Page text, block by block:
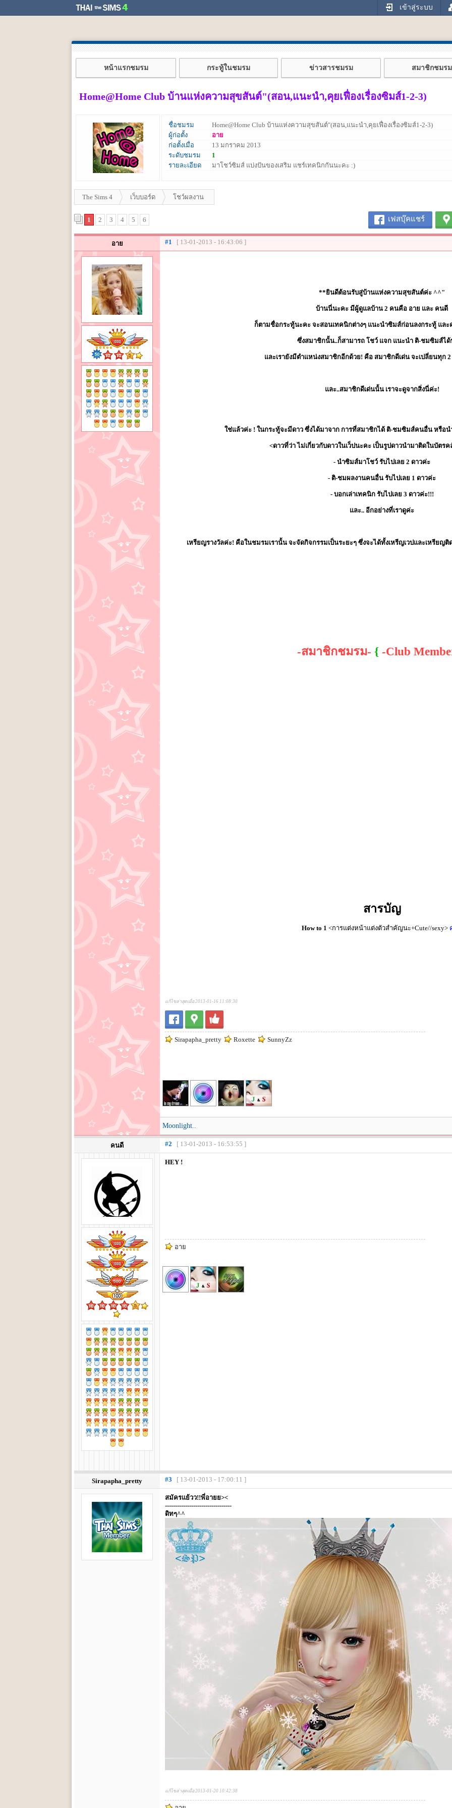
เข้าสู่ระบบ
หน้าแรกชมรม กระทู้ในชมรม ข่าวสารชมรม สมาชิกชมรม
Home@Home Club บ้านแห่งความสุขสันต์"(สอน,แนะนำ,คุยเฟื่องเรื่องซิมส์1-2-3)
ชื่อชมรม
Home@Home Club บ้านแห่งความสุขสันต์"(สอน,แนะนำ,คุยเฟื่องเรื่องซิมส์1-2-3)
ผู้ก่อตั้ง
อาย
ก่อตั้งเมื่อ
13 มกราคม 2013
ระดับชมรม
1
รายละเอียด
มาโชว์ซิมส์ แบ่งปันของเสริม แชร์เทคนิกกันนะคะ :)
The Sims 4 เว็บบอร์ด โชว์ผลงาน
เฟสบุ๊คแชร์
1 2 3 4 5 6
อาย #1 [ 13-01-2013 - 16:43:06 ]
**ยินดีต้อนรับสู่บ้านแห่งความสุขสันต์ค่ะ ^^"
บ้านนี่นะคะ มีผู้ดูแลบ้าน 2 คนคือ อาย และ คนดี
ก็ตามชื่อกระทู้นะคะ จะสอนเทคนิกต่างๆ แนะนำซิมส์ก่อนลงกระทู้ และคุ
ซึ่งสมาชิกนั้น..ก็สามารถ โชว์ แจก แนะนำ ติ-ชมซิมส์ไ
และเรายังมีตำแหน่งสมาชิกอีกด้วย! คือ สมาชิกดีเด่น จะเปลี่ยนทุก
และ..สมาชิกดีเด่นนั้น เราจะดูจากสิ่งนี่ค่ะ!
ใช่แล้วค่ะ ! ในกระทู้จะมีดาว ซึ่งได้มาจาก การที่สมาชิกได้ ติ-ชมซิมส์คนอื่น หรือ
<ดาวที่ว่า ไม่เกี่ยวกับดาวในเว็ปนะคะ เป็นรูปดาวนำมาติดในบัตรค
- นำซิมส์มาโชว์ รับไปเลย 2 ดาวค่ะ
- ติ-ชมผลงานคนอื่น รับไปเลย 1 ดาวค่ะ
- บอกเล่าเทคนิก รับไปเลย 3 ดาวค่ะ!!!
และ.. อีกอย่างที่เราดูค่ะ
เหรียญรางวัลค่ะ! คือในชมรมเรานั้น จะจัดกิจกรรมเป็นระยะๆ ซึ่งจะได้ทั้งเหรีญเวปและเหรีย
-สมาชิกชมรม- {-Club
สารบัญ
How to 1 <การแต่งหน้าแต่งตัวสำคัญนะ+Cute//sexy>
แก้ไขล่าสุดเมื่อ 2013-01-16 11:08:30
Sirapapha_pretty Roxette SunnyZz
Moonlight..
คนดี #2 [ 13-01-2013 - 16:53:55 ]
HEY !
อาย
Sirapapha_pretty #3 [ 13-01-2013 - 17:00:11 ]
สมัครแย้วว!!พี่อายย><
---------------------------------
ดิทๆ^^
แก้ไขล่าสุดเมื่อ 2013-01-20 10:42:38